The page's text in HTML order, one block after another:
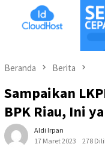
Beranda Berita
Sampaikan
BPK Riau, Ini
Aldi Irpan
17 Maret 2023
278